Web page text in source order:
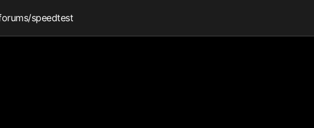
/speedtest